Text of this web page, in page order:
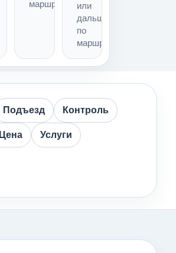
маршрута
или
дальше
по
маршруту
Подъезд Контроль
Цена Услуги